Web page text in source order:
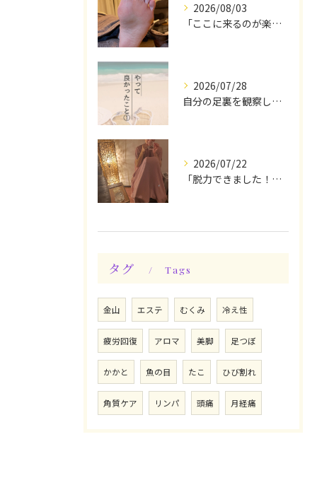
2026/08/03
「ここに来るのが楽しみです♪」と、言っていただけます◎
2026/07/28
自分の足裏を観察してみる！やって良かったぁ〜♪
2026/07/22
「脱力できました！」今日は私の時間♪全身メンテナンスデー☆
タグ Tags
金山 エステ むくみ 冷え性
疲労回復 アロマ 美脚 足つぼ
かかと 魚の目 たこ ひび割れ
角質ケア リンパ 頭痛 月経痛